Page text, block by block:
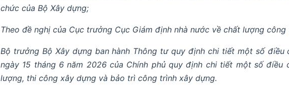
chức của Bộ Xây dựng;
Theo đề nghị của Cục trưởng Cục Giám định nhà nước về chất lượng
Bộ trưởng Bộ Xây dựng ban hành Thông tư quy định chi tiết một số
ngày 15 tháng 6 năm 2026 của Chính phủ quy định chi tiết một số điều
lượng, thi công xây dựng và bảo trì công trình xây dựng.